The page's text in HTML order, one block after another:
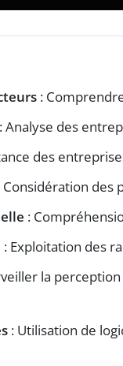
:
: Analyse des
des
Considération des
:
: Exploitation des
la
: Utilisation de